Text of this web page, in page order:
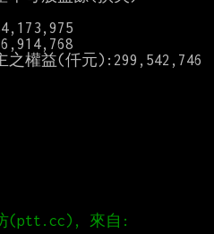
之權益(仟元):299,542,746
(ptt.cc), 來自: